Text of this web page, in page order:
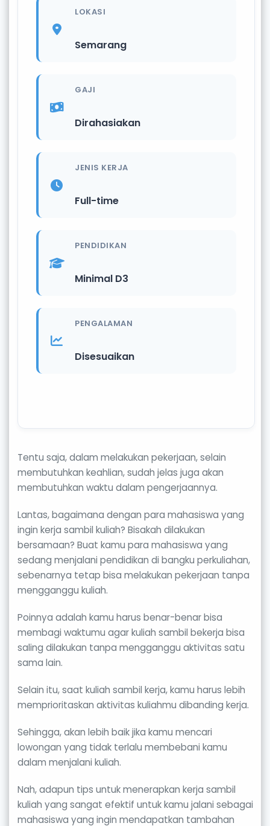
LOKASI
Semarang
GAJI
Dirahasiakan
JENIS KERJA
Full-time
PENDIDIKAN
Minimal D3
PENGALAMAN
Disesuaikan
Tentu saja, dalam melakukan pekerjaan, selain
membutuhkan keahlian, sudah jelas juga akan
membutuhkan waktu dalam pengerjaannya.
Lantas, bagaimana dengan para mahasiswa yang
ingin kerja sambil kuliah? Bisakah dilakukan
bersamaan? Buat kamu para mahasiswa yang
sedang menjalani pendidikan di bangku perkuliahan,
sebenarnya tetap bisa melakukan pekerjaan tanpa
mengganggu kuliah.
Poinnya adalah kamu harus benar-benar bisa
membagi waktumu agar kuliah sambil bekerja bisa
saling dilakukan tanpa mengganggu aktivitas satu
sama lain.
Selain itu, saat kuliah sambil kerja, kamu harus lebih
memprioritaskan aktivitas kuliahmu dibanding kerja.
Sehingga, akan lebih baik jika kamu mencari
lowongan yang tidak terlalu membebani kamu
dalam menjalani kuliah.
Nah, adapun tips untuk menerapkan kerja sambil
kuliah yang sangat efektif untuk kamu jalani sebagai
mahasiswa yang ingin mendapatkan tambahan